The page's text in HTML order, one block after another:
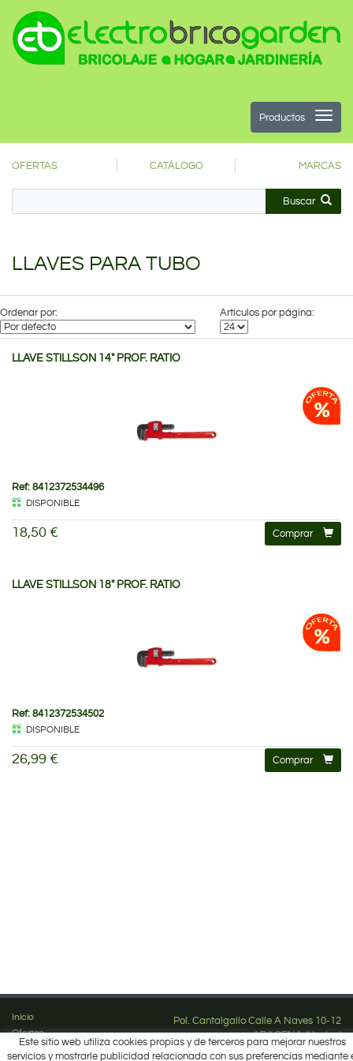
Productos
OFERTAS CATÁLOGO MARCAS
Buscar
LLAVES PARA TUBO
Ordenar por: Artículos por página:
LLAVE STILLSON 14" PROF. RATIO
Ref: 8412372534496
DISPONIBLE
18,50 € Comprar
LLAVE STILLSON 18" PROF. RATIO
Ref: 8412372534502
DISPONIBLE
26,99 € Comprar
Inicio
Ofertas
Marcas
Pol. Cantalgallo Calle A Naves 10-12
ARACENA (Huelva)
959 12 63 64
Este sitio web utiliza cookies propias y de terceros para mejorar nuestros
servicios y mostrarle publicidad relacionada con sus preferencias mediante